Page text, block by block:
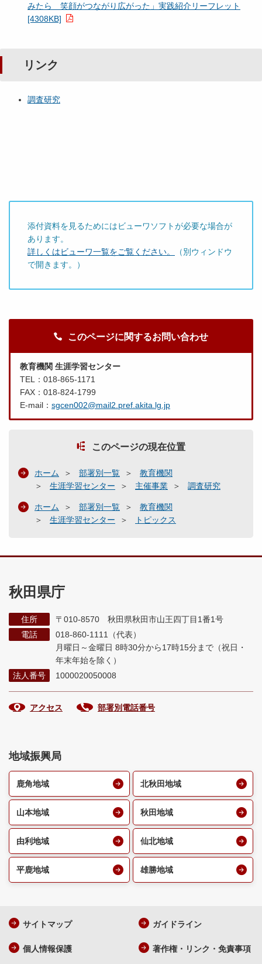
みたら 笑顔がつながり広がった」実践紹介リーフレット
[4308KB]
リンク
調査研究
添付資料を見るためにはビューワソフトが必要な場合が
あります。
詳しくはビューワ一覧をご覧ください。
（別ウィンドウ
で開きます。）
このページに関するお問い合わせ
教育機関 生涯学習センター
TEL：018-865-1171
FAX：018-824-1799
E-mail： sgcen002@mail2.pref.akita.lg.jp
このページの現在位置
ホーム 部署別一覧
教育機関
生涯学習センター
主催事業 調査研究
ホーム 部署別一覧
教育機関
生涯学習センター
トピックス
秋田県庁
住所
〒010-8570 秋田県秋田市山王四丁目1番1号
電話
018-860-1111（代表）
月曜日～金曜日 8時30分から17時15分まで （祝日・
年末年始を除く）
法人番号
1000020050008
アクセス 部署別電話番号
地域振興局
鹿角地域 北秋田地域
山本地域 秋田地域
由利地域 仙北地域
平鹿地域 雄勝地域
サイトマップ ガイドライン
個人情報保護 著作権・リンク・免責事項